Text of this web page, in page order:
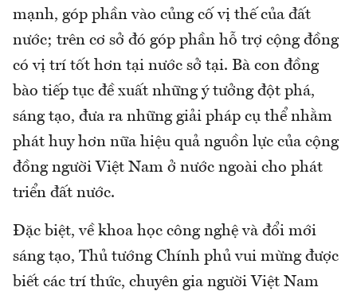
mạnh, góp phần vào củng cố vị thế của đất
nước; trên cơ sở đó góp phần hỗ trợ cộng đồng
có vị trí tốt hơn tại nước sở tại. Bà con đồng
bào tiếp tục đề xuất những ý tưởng đột phá,
sáng tạo, đưa ra những giải pháp cụ thể nhằm
phát huy hơn nữa hiệu quả nguồn lực của cộng
đồng người Việt Nam ở nước ngoài cho phát
triển đất nước.
Đặc biệt, về khoa học công nghệ và đổi mới
sáng tạo, Thủ tướng Chính phủ vui mừng được
biết các trí thức, chuyên gia người Việt Nam